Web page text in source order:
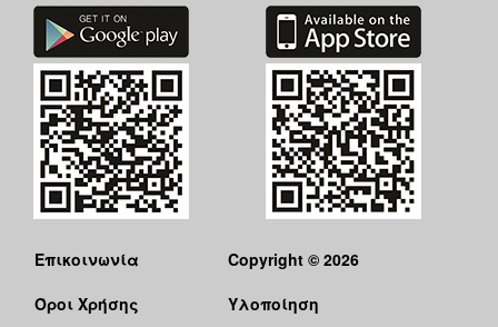
Επικοινωνία
Όροι Χρήσης
Copyright © 2026
Υλοποίηση